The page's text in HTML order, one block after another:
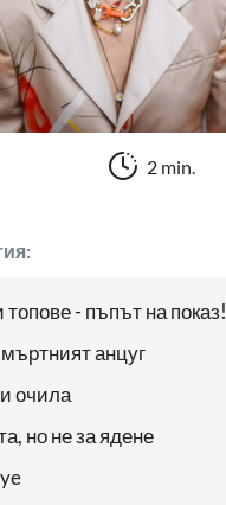
2 min.
топове - пъпът на показ!
анцуг
очила
но не за ядене